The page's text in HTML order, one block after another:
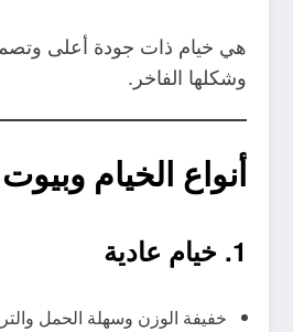
هي خيام ذات جودة أعلى
وشكلها الفاخر.
أنواع الخيام
1. خيام عادية
خفيفة الوزن وسهلة الحمل